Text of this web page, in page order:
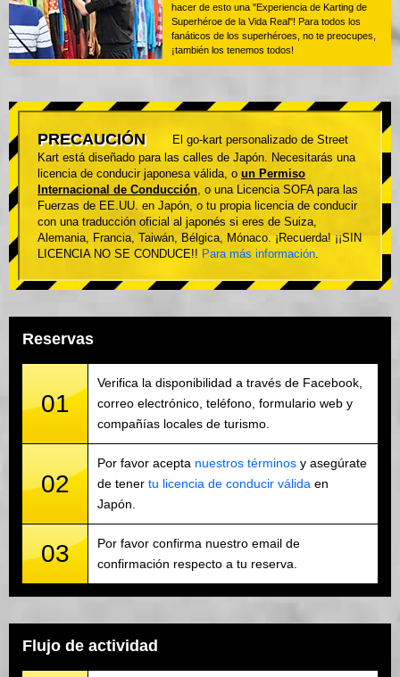
hacer de esto una "Experiencia de Karting de
Superhéroe de la Vida Real"! Para todos los
fanáticos de los superhéroes, no te preocupes,
¡también los tenemos todos!
PRECAUCIÓN
El go-kart personalizado de Street
Kart está diseñado para las calles de Japón. Necesitarás una
licencia de conducir japonesa válida, o un Permiso
Internacional de Conducción, o una Licencia SOFA para las
Fuerzas de EE.UU. en Japón, o tu propia licencia de conducir
con una traducción oficial al japonés si eres de Suiza,
Alemania, Francia, Taiwán, Bélgica, Mónaco. ¡Recuerda! ¡¡SIN
LICENCIA NO SE CONDUCE!! Para más información.
Reservas
01
Verifica la disponibilidad a través de Facebook,
correo electrónico, teléfono, formulario web y
compañías locales de turismo.
02
Por favor acepta nuestros términos y asegúrate
de tener tu licencia de conducir válida en
Japón.
03
Por favor confirma nuestro email de
confirmación respecto a tu reserva.
Flujo de actividad